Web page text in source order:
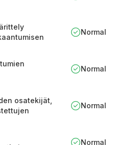
Normal
Normal
osatekijät,
Normal
Normal